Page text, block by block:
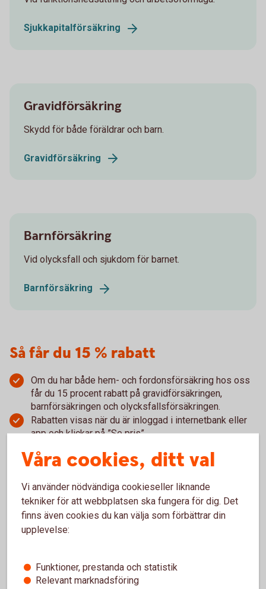
Sjukkapitalförsäkring
Gravidförsäkring
Skydd för både föräldrar och barn.
Gravidförsäkring
Barnförsäkring
Vid olycksfall och sjukdom för barnet.
Barnförsäkring
Så får du 15 % rabatt
Om du har både hem- och fordonsförsäkring hos oss
får du 15 procent rabatt på gravidförsäkringen,
barnförsäkringen och olycksfallsförsäkringen.
Rabatten visas när du är inloggad i internetbank eller
app och klickar på ”Se pris”.
eller Hem (ej Fritidshus) i kombination med
försäkringen Bil, Lätt lastbil eller Husbil.
Anmäl skada
Våra cookies, ditt val
Vi använder nödvändiga cookieseller liknande
tekniker för att webbplatsen ska fungera för dig. Det
finns även cookies du kan välja som förbättrar din
upplevelse:
Funktioner, prestanda och statistik
Relevant marknadsföring